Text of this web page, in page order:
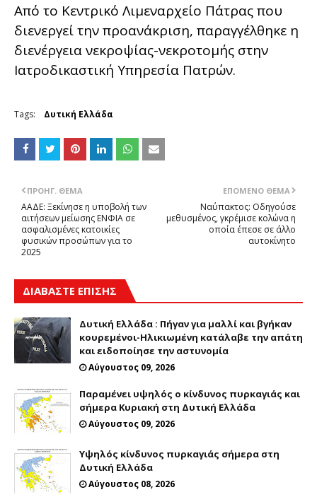
Από το Κεντρικό Λιμεναρχείο Πάτρας που
διενεργεί την προανάκριση, παραγγέλθηκε η
διενέργεια νεκροψίας-νεκροτομής στην
Ιατροδικαστική Υπηρεσία Πατρών.
Tags: Δυτική Ελλάδα
ΕΠΌΜΕΝΟ ΘΈΜΑ
Ναύπακτος: Οδηγούσε
μεθυσμένος, γκρέμισε κολώνα η
οποία έπεσε σε άλλο
αυτοκίνητο
ΠΡΟΗΓ. ΘΈΜΑ
ΑΑΔΕ: Ξεκίνησε η υποβολή των
αιτήσεων μείωσης ΕΝΦΙΑ σε
ασφαλισμένες κατοικίες
φυσικών προσώπων για το
2025
ΔΙΑΒΑΣΤΕ ΕΠΙΣΗΣ
Δυτική Ελλάδα : Πήγαν για μαλλί και βγήκαν
κουρεμένοι-Ηλικιωμένη κατάλαβε την απάτη
και ειδοποίησε την αστυνομία
Αύγουστος 09, 2026
Παραμένει υψηλός ο κίνδυνος πυρκαγιάς και
σήμερα Κυριακή στη Δυτική Ελλάδα
Αύγουστος 09, 2026
Υψηλός κίνδυνος πυρκαγιάς σήμερα στη
Δυτική Ελλάδα
Αύγουστος 08, 2026